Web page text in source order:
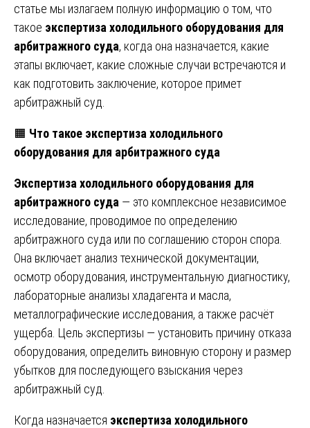
статье мы излагаем полную информацию о том, что
такое экспертиза холодильного оборудования для
арбитражного суда, когда она назначается, какие
этапы включает, какие сложные случаи встречаются и
как подготовить заключение, которое примет
арбитражный суд.
🟧 Что такое экспертиза холодильного
оборудования для арбитражного суда
Экспертиза холодильного оборудования для
арбитражного суда — это комплексное независимое
исследование, проводимое по определению
арбитражного суда или по соглашению сторон спора.
Она включает анализ технической документации,
осмотр оборудования, инструментальную диагностику,
лабораторные анализы хладагента и масла,
металлографические исследования, а также расчёт
ущерба. Цель экспертизы — установить причину отказа
оборудования, определить виновную сторону и размер
убытков для последующего взыскания через
арбитражный суд.
Когда назначается экспертиза холодильного